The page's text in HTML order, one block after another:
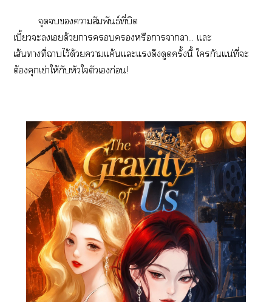
จุดาสัมพันธ์ที่บิด
เบี้ยวะเด้วยาหรือาาา... แะ
เส้นาที่าไว้ด้วยาแค้นแะแดึงดูดครั้งนี้ ใกันแน่ที่ะ
ต้องคุกเข่าให้กับหัวใตัวเก่อน!